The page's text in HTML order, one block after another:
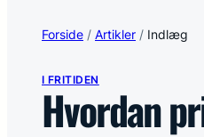
I fritiden
Forside / Artikler / Indlæg
I FRITIDEN
Hvordan